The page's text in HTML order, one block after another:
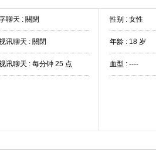
聊天 : 關閉
讯聊天 : 關閉
讯聊天 : 每分钟 25 点
性别 : 女性
年龄 : 18 岁
血型 : ----